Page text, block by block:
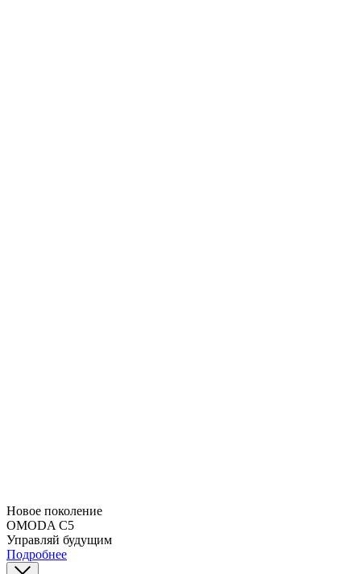
Новое поколение
OMODA C5
Управляй будущим
Подробнее